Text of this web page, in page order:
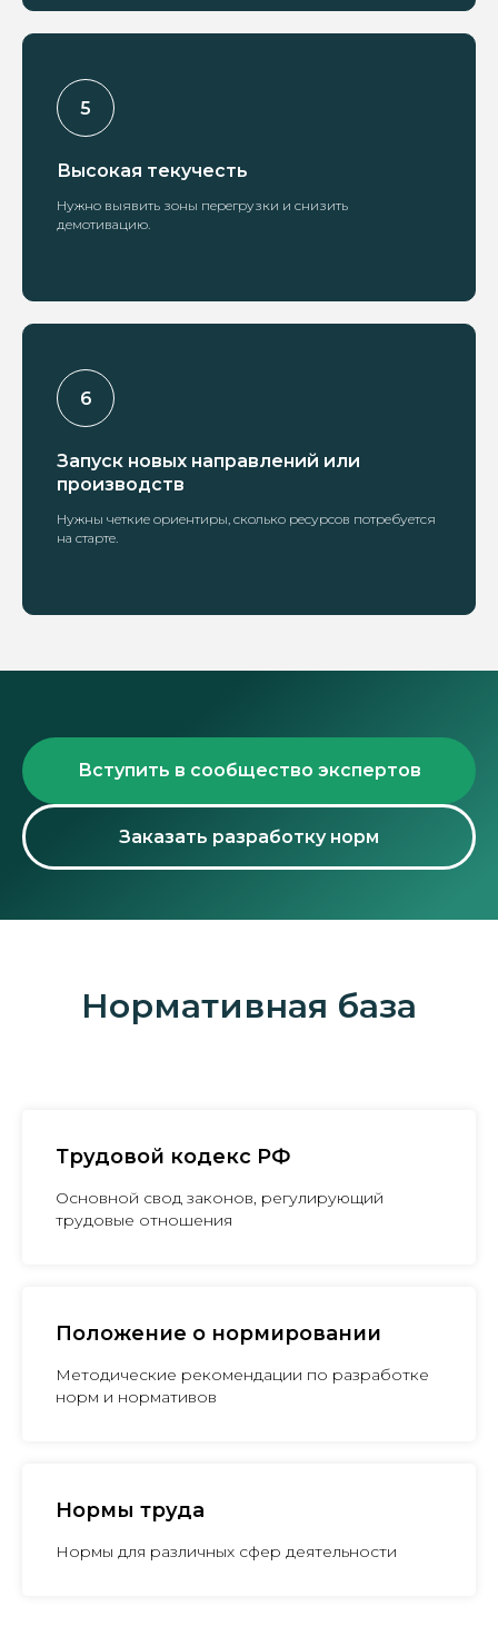
Высокая текучесть
Нужно выявить зоны перегрузки и снизить
демотивацию.
Запуск новых направлений или
производств
Нужны четкие ориентиры, сколько ресурсов потребуется
на старте.
Вступить в сообщество экспертов
Заказать разработку норм
Нормативная база
Трудовой кодекс РФ
Основной свод законов, регулирующий
трудовые отношения
Положение о нормировании
Методические рекомендации по разработке
норм и нормативов
Нормы труда
Нормы для различных сфер деятельности